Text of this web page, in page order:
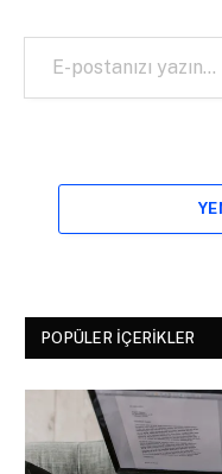
E-postanızı yazın…
POPÜLER İÇERIKLER